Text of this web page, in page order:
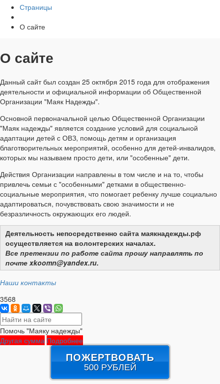
Страницы
О сайте
О сайте
Данный сайт был создан 25 октября 2015 года для отображения
деятельности и официальной информации об Общественной
Организации "Маяк Надежды".
Основной первоначальной целью Общественной Организации
"Маяк надежды" является создание условий для социальной
адаптации детей с ОВЗ, помощь детям и организация
благотворительных мероприятий, особенно для детей-инвалидов,
которых мы называем просто дети, или "особенные" дети.
Действия Организации направлены в том числе и на то, чтобы
привлечь семьи с "особенными" детками в общественно-
социальные мероприятия, что помогает ребенку лучше социально
адаптироваться, почувствовать свою значимости и не
безразличность окружающих его людей.
Деятельность непосредственно сайта маякнадежды.рф
осуществляется на волонтерских началах.
Все претензии по работе сайта прошу направлять по
почте xkoomn@yandex.ru.
Наши контакты
3568
Помочь "Маяку надежды"
Другая сумма Подробнее
ПОЖЕРТВОВАТЬ
500 РУБЛЕЙ